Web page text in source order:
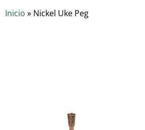
Inicio » Nickel Uke Peg